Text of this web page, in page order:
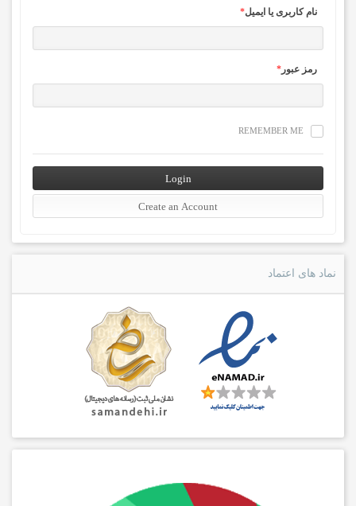
نام کاربری یا ایمیل*
رمز عبور *
REMEMBER ME
نماد های اعتماد